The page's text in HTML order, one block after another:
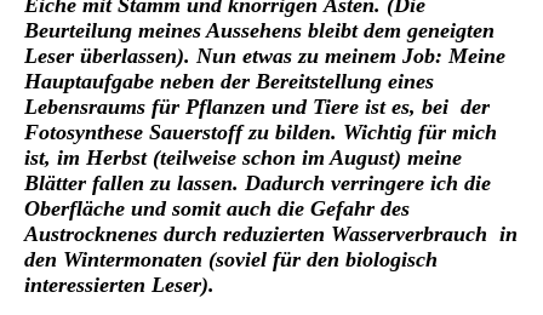
Beurteilung meines Aussehens bleibt dem geneigten
Leser überlassen). Nun etwas zu meinem Job: Meine
Hauptaufgabe neben der Bereitstellung eines
Lebensraums für Pflanzen und Tiere ist es, bei der
Fotosynthese Sauerstoff zu bilden. Wichtig für mich
ist, im Herbst (teilweise schon im August) meine
Blätter fallen zu lassen. Dadurch verringere ich die
Oberfläche und somit auch die Gefahr des
Austrocknenes durch reduzierten Wasserverbrauch in
den Wintermonaten (soviel für den biologisch
interessierten Leser).